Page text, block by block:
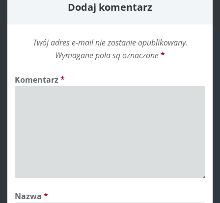
Dodaj komentarz
Twój adres e-mail nie zostanie opublikowany.
Wymagane pola są oznaczone*
Komentarz*
Nazwa *